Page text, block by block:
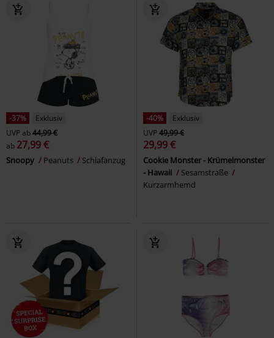
-37%
Exklusiv
UVPab44,99 €
ab 27,99 €
Snoopy Peanuts Schlafanzug
-40%
Exklusiv
UVP49,99 €
29,99 €
Cookie Monster - Krümelmonster
- Hawaii
Sesamstraße
Kurzarmhemd